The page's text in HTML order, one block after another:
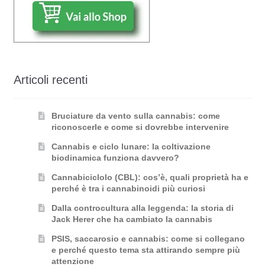
Articoli recenti
Bruciature da vento sulla cannabis: come
riconoscerle e come si dovrebbe intervenire
Cannabis e ciclo lunare: la coltivazione
biodinamica funziona davvero?
Cannabiciclolo (CBL): cos’è, quali proprietà ha e
perché è tra i cannabinoidi più curiosi
Dalla controcultura alla leggenda: la storia di
Jack Herer che ha cambiato la cannabis
PSIS, saccarosio e cannabis: come si collegano
e perché questo tema sta attirando sempre più
attenzione